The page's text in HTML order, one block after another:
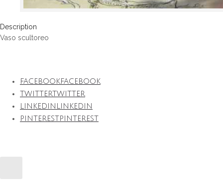
Description
Vaso scultoreo
FACEBOOKFACEBOOK
TWITTERTWITTER
LINKEDIN
LINKEDIN
PINTERESTPINTEREST